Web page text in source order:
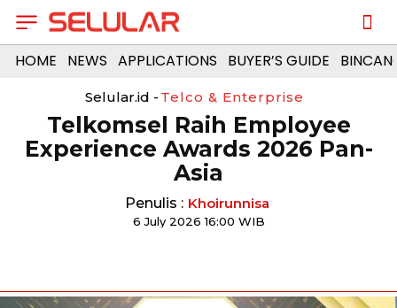
HOME NEWS APPLICATIONS BUYER’S GUIDE
Selular.id - Telco & Enterprise
Telkomsel Raih Employee
Experience Awards 2026 Pan-
Asia
Penulis : Khoirunnisa
6 July 2026 16:00 WIB